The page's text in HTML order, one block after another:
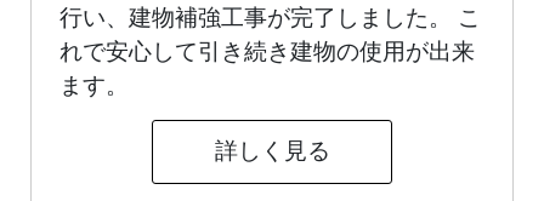
行い、建物補強工事が完了しました。 こ
れで安心して引き続き建物の使用が出来
ます。
詳しく見る